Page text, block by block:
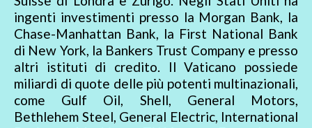
ingenti investimenti presso la Morgan Bank, la
Chase-Manhattan Bank, la First National Bank
di New York, la Bankers Trust Company e presso
altri istituti di credito. Il Vaticano possiede
miliardi di quote delle più potenti multinazionali,
come Gulf Oil, Shell, General Motors,
Bethlehem Steel, General Electric, International